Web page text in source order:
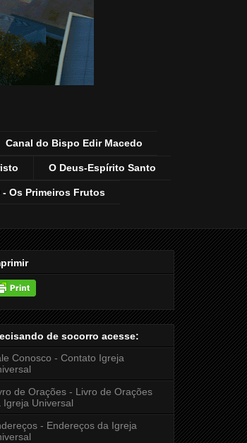
Canal do Bispo Edir Macedo
O Deus-Espírito Santo
- Os Primeiros Frutos
de socorro acesse:
Conosco - Contato Igreja
de Orações - Livro de Orações
Igreja Universal
- Endereços da Igreja